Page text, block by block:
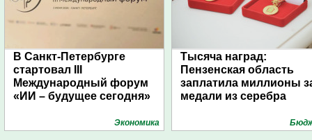
В Санкт-Петербурге
стартовал III
Международный форум
«ИИ – будущее сегодня»
Экономика
Тысяча наград:
Пензенская область
заплатила миллионы
медали из серебра